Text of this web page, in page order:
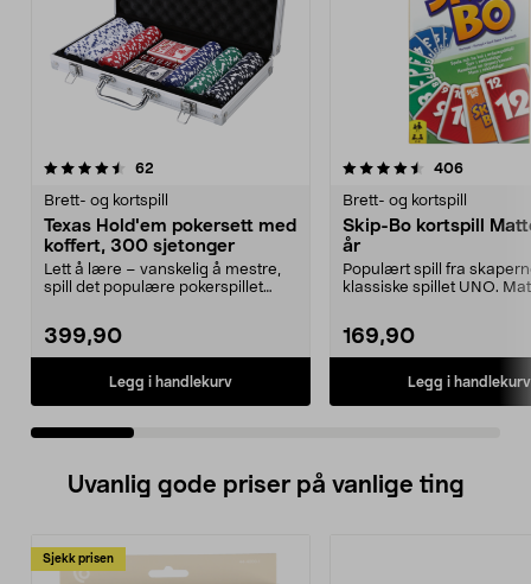
62
Brett- og kortspill
Texas Hold'em pokersett med
koffert, 300 sjetonger
Lett å lære – vanskelig å mestre,
spill det populære pokerspillet
399,90
Legg i handlekurv
4.5 av 5 stjerner 406
Brett- og kortspill
Skip-Bo kortspill
år
Populært spill fra
klassiske spillet UNO.
169,90
Legg i handlekurv
4.5 av 5 stjerner
Uvanlig gode priser på vanlige ting
Sjekk prisen